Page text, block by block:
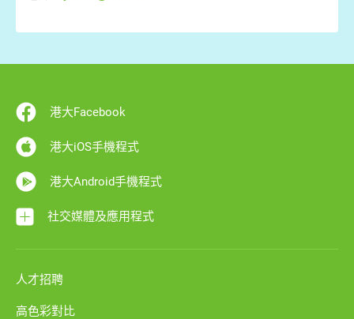
港大Facebook
港大iOS手機程式
港大Android手機程式
社交媒體及應用程式
人才招聘
高色彩對比